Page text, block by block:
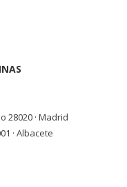
28020 · Madrid
· Albacete